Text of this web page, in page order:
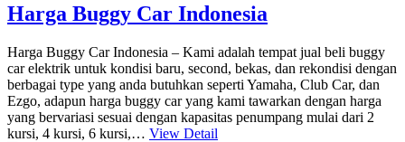
Harga Buggy Car Indonesia
Harga Buggy Car Indonesia – Kami adalah tempat jual beli buggy
car elektrik untuk kondisi baru, second, bekas, dan rekondisi dengan
berbagai type yang anda butuhkan seperti Yamaha, Club Car, dan
Ezgo, adapun harga buggy car yang kami tawarkan dengan harga
yang bervariasi sesuai dengan kapasitas penumpang mulai dari 2
kursi, 4 kursi, 6 kursi,… View Detail